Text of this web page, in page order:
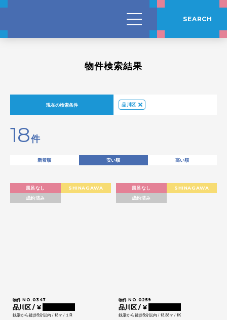
SEARCH
物件検索結果
現在の検索条件 品川区
18件
新着順 安い順 高い順
風呂なし
SHINAGAWA
成約済み
物件 NO.0347
品川区 / ¥
銭湯から徒歩5分以内 / 13㎡ / １R
風呂なし
SHINAGAWA
成約済み
物件 NO.0259
品川区 / ¥
銭湯から徒歩5分以内 / 13.38㎡ / 1K